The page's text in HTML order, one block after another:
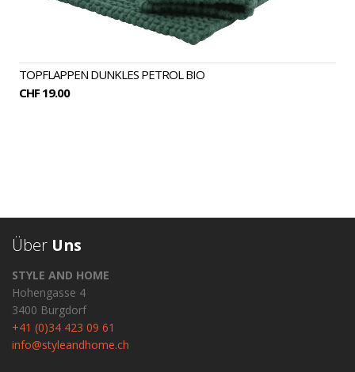
TOPFLAPPEN DUNKLES PETROL BIO
CHF 19.00
Über Uns
STYLE AND HOME
Hohengasse 4
3400 Burgdorf
+41 (0)34 423 09 61
info@styleandhome.ch